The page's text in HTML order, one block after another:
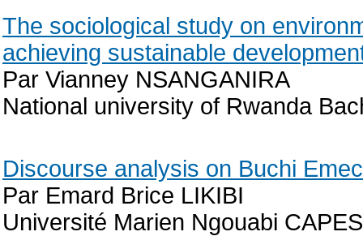
The sociological study on
achieving sustainable
Par Vianney NSANGANIRA
National university of Rwanda
Discourse analysis on Buchi
Par Emard Brice LIKIBI
Université Marien Ngouabi